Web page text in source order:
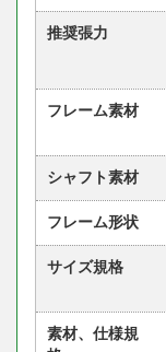
推奨張力
フレーム素材
シャフト素材
フレーム形状
サイズ規格
素材、仕様規